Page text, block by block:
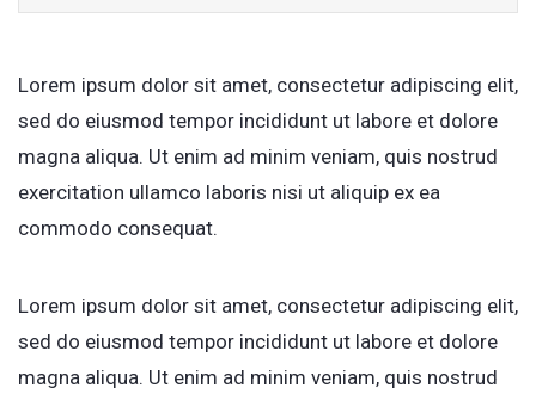
Lorem ipsum dolor sit amet, consectetur adipiscing elit,
sed do eiusmod tempor incididunt ut labore et dolore
magna aliqua. Ut enim ad minim veniam, quis nostrud
exercitation ullamco laboris nisi ut aliquip ex ea
commodo consequat.
Lorem ipsum dolor sit amet, consectetur adipiscing elit,
sed do eiusmod tempor incididunt ut labore et dolore
magna aliqua. Ut enim ad minim veniam, quis nostrud